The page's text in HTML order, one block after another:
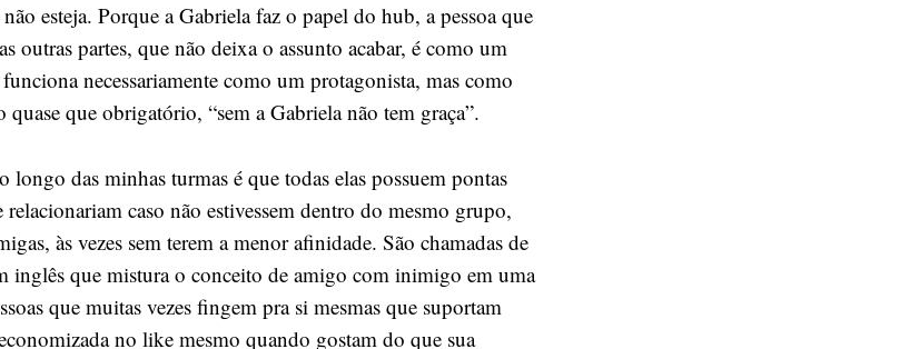
esteja. Porque a Gabriela faz o papel do hub, a pessoa que
outras partes, que não deixa o assunto acabar, é como um
necessariamente como um protagonista, mas como
quase que obrigatório, “sem a Gabriela não tem graça”.
longo das minhas turmas é que todas elas possuem pontas
relacionariam caso não estivessem dentro do mesmo grupo,
às vezes sem terem a menor afinidade. São chamadas de
inglês que mistura o conceito de amigo com inimigo em uma
que muitas vezes fingem pra si mesmas que suportam
no like mesmo quando gostam do que sua